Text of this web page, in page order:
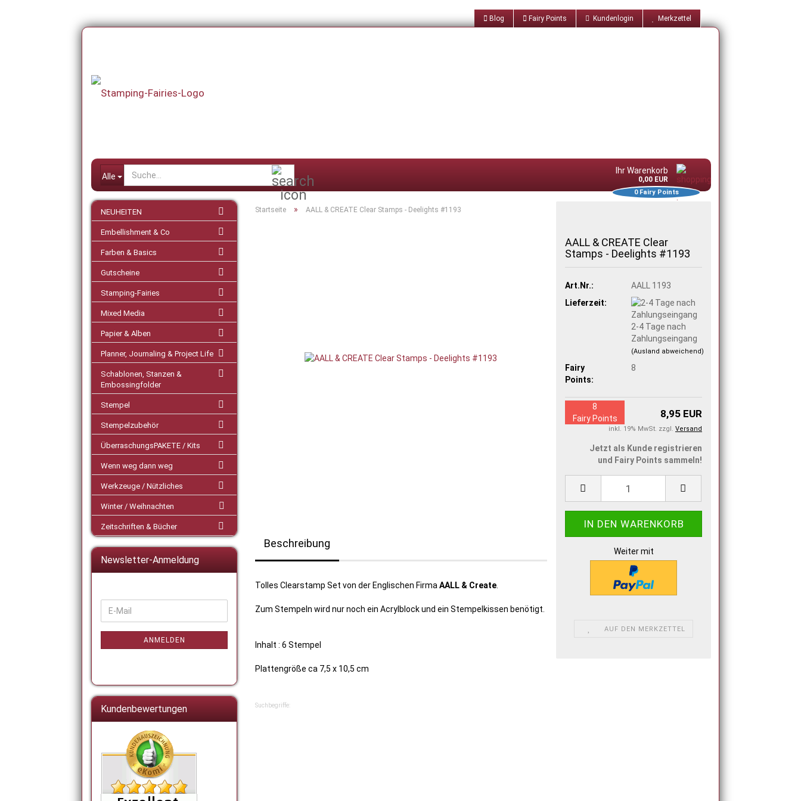
Blog Fairy Points Kundenlogin Merkzettel
Alle
Ihr Warenkorb
0,00 EUR
0Fairy Points
Startseite » AALL & CREATE Clear Stamps - Deelights #1193
AALL & CREATE Clear
Stamps - Deelights #1193
Art.Nr.:
AALL 1193
Lieferzeit:
2-4 Tage nach
Zahlungseingang
(Ausland abweichend)
Fairy
Points:
8
8,95 EUR
inkl. 19% MwSt. zzgl. Versand
8
Fairy Points
Jetzt als Kunde registrieren
und Fairy Points sammeln!
Weiter mit
AUF DEN MERKZETTEL
Beschreibung
Tolles Clearstamp Set von der Englischen Firma AALL & Create
Zum Stempeln wird nur noch ein Acrylblock und ein Stempelkissen benötigt.
Inhalt : 6 Stempel
Plattengröße ca 7,5 x 10,5 cm
Suchbegriffe:
NEUHEITEN
Embellishment & Co
Farben & Basics
Gutscheine
Stamping-Fairies
Mixed Media
Papier & Alben
Planner, Journaling & Project Life
Schablonen, Stanzen &
Embossingfolder
Stempel
Stempelzubehör
ÜberraschungsPAKETE / Kits
Wenn weg dann weg
Werkzeuge / Nützliches
Winter / Weihnachten
Zeitschriften & Bücher
Newsletter-Anmeldung
ZUR
ANMELDUNG
E-
Mail
ANMELDEN
Kundenbewertungen